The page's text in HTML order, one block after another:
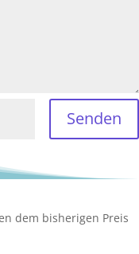
Senden
dem bisherigen Preis